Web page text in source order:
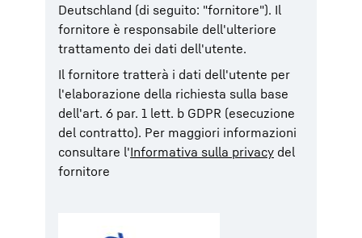
Deutschland (di seguito: "fornitore"). Il
fornitore è responsabile dell'ulteriore
trattamento dei dati dell'utente.
Il fornitore tratterà i dati dell'utente per
l'elaborazione della richiesta sulla base
dell'art. 6 par. 1 lett. b GDPR (esecuzione
del contratto). Per maggiori informazioni
consultare l'Informativa sulla privacy del
fornitore